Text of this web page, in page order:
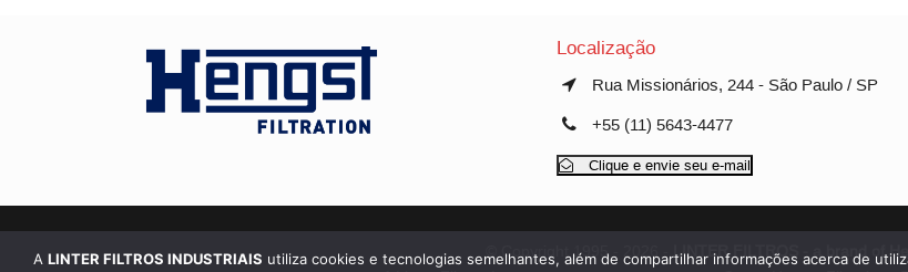
Localização
Rua Missionários, 244 - São Paulo / SP
+55 (11) 5643-4477
Clique e envie seu e-mail
© Copyright 1995 - 2026 - LINTER FILTROS - a brand of
A LINTER FILTROS INDUSTRIAIS utiliza cookies e tecnologias semelhantes, além de compartilhar informações acerca de